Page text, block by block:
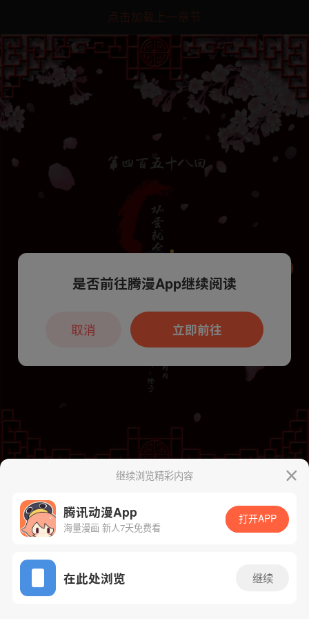
点击加载上一章节
App免费看
下一话 腾漫App免费看
继续浏览精彩内容
腾讯动漫App
海量漫画 新人7天免费看
打开APP
在此处浏览 继续
本章节仅支持App阅读，可打开App新用
户7天免费看
是否前往腾漫App继续阅读
立即前往
取消